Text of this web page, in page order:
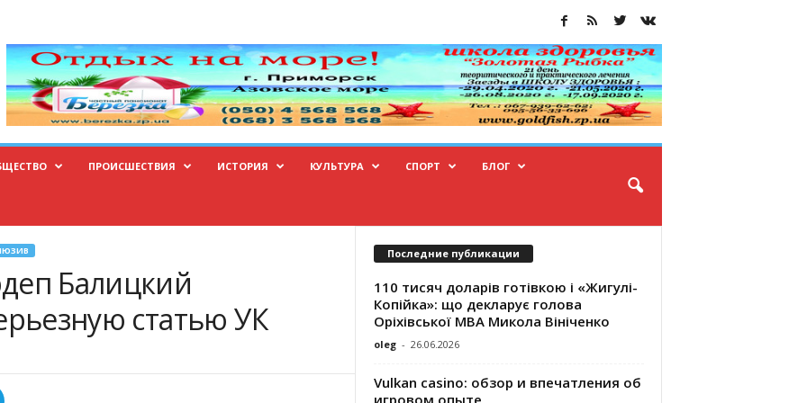
ПРОИСШЕСТВИЯ ИСТОРИЯ КУЛЬТУРА СПОРТ БЛОГ
Балицкий
статью УК
Последние публикации
110 тисяч доларів готівкою і «Жигулі-
Копійка»: що декларує голова
Оріхівської МВА Микола Вініченко
oleg - 26.06.2026
Vulkan casino: обзор и впечатления об
игровом опыте